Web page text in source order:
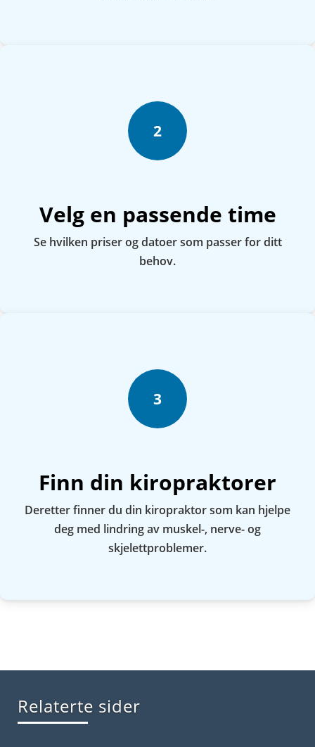
2
Velg en passende time
Se hvilken priser og datoer som passer for ditt
behov.
3
Finn din kiropraktorer
Deretter finner du din kiropraktor som kan hjelpe
deg med lindring av muskel-, nerve- og
skjelettproblemer.
Relaterte sider